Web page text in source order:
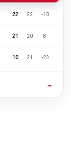
22 22 -10
21 20 -8
10 21 -23
→